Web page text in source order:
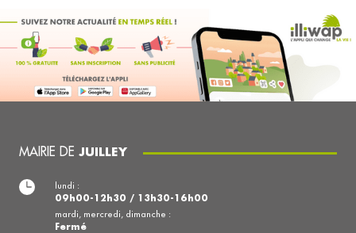
MAIRIE DE JUILLEY
lundi :
09h00-12h30 / 13h30-16h00
mardi, mercredi, dimanche :
Fermé